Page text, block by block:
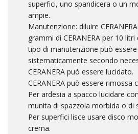
superfici, uno spandicera o un
ampie.
Manutenzione: diluire
grammi di CERANERA per 10
tipo di manutenzione può
sistematicamente secondo
CERANERA può essere lucidato.
CERANERA può essere rimossa
Per ardesia a spacco lucidare
munita di spazzola morbida o di
Per superfici lisce usare disco
crema.